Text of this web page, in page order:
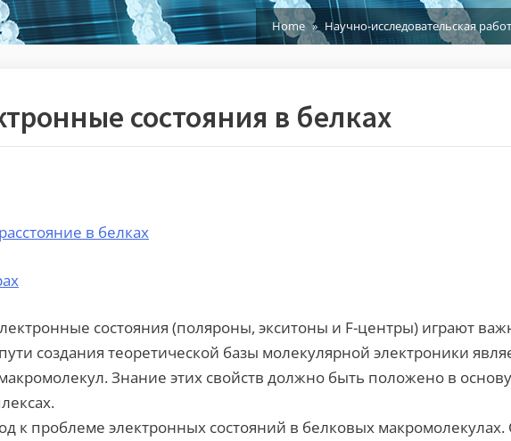
Home Научно-исследовательская
состояния в белках
в белках
состояния (поляроны, экситоны и F-центры) играют
создания теоретической базы молекулярной электроники
Знание этих свойств должно быть положено в
к проблеме электронных состояний в белковых